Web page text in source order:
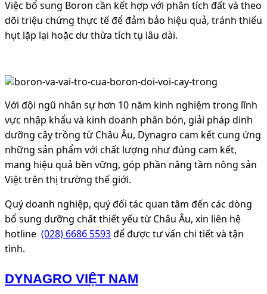
Việc bổ sung Boron cần kết hợp với phân tích đất và theo
dõi triệu chứng thực tế để đảm bảo hiệu quả, tránh thiếu
hụt lặp lại hoặc dư thừa tích tụ lâu dài.
Với đội ngũ nhân sự hơn 10 năm kinh nghiệm trong lĩnh
vực nhập khẩu và kinh doanh phân bón, giải pháp dinh
dưỡng cây trồng từ Châu Âu, Dynagro cam kết cung ứng
những sản phẩm với chất lượng như đúng cam kết,
mang hiệu quả bền vững, góp phần nâng tầm nông sản
Việt trên thị trường thế giới.
Quý doanh nghiệp, quý đối tác quan tâm đến các dòng
bổ sung dưỡng chất thiết yếu từ Châu Âu, xin liên hệ
hotline (028) 6686 5593để được tư vấn chi tiết và tận
tình.
DYNAGRO VIỆT NAM